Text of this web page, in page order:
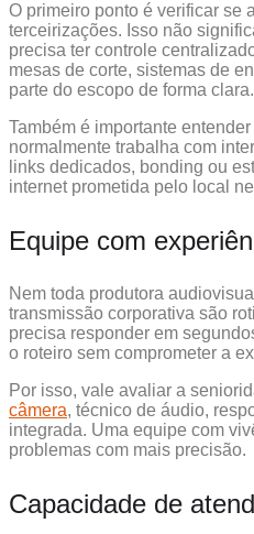
O primeiro ponto é verificar se
terceirizações. Isso não
precisa ter controle
mesas de corte, sistemas de
parte do escopo de forma clara.
Também é importante
normalmente trabalha com
links dedicados, bonding ou
internet prometida pelo local
Equipe com
Nem toda produtora
transmissão corporativa são
precisa responder em
o roteiro sem comprometer a
Por isso, vale avaliar a
câmera, técnico de áudio,
integrada. Uma equipe com
problemas com mais precisão.
Capacidade de